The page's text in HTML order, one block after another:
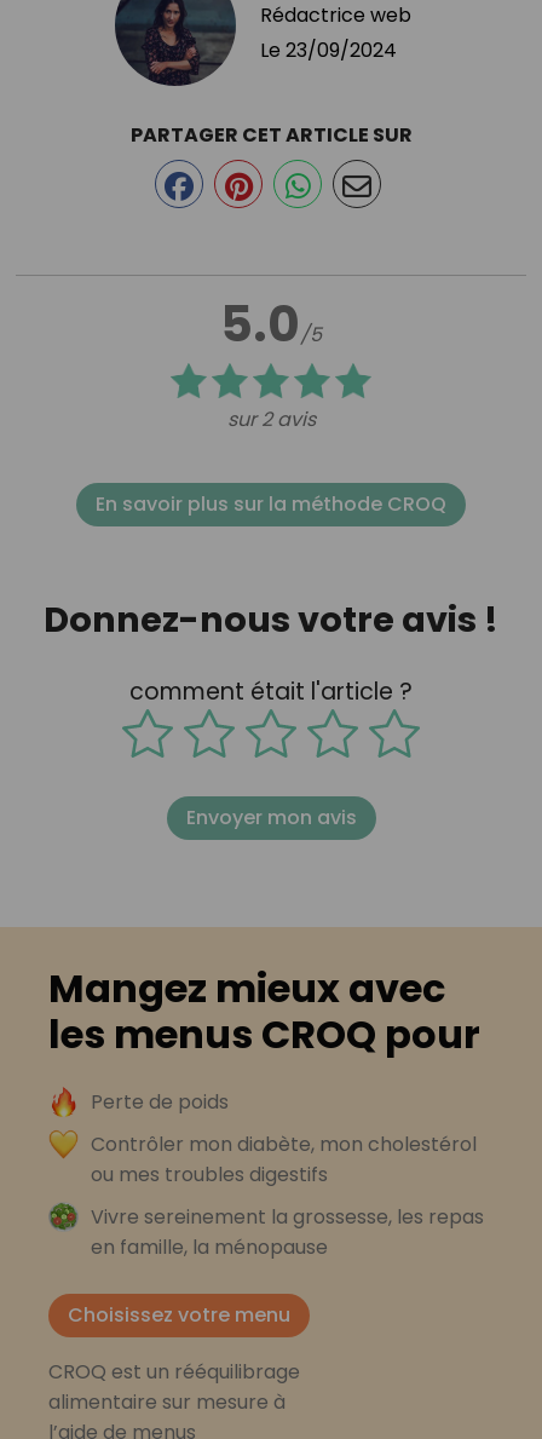
Rédactrice web
Le 23/09/2024
5.0/5
sur 2 avis
PARTAGER CET ARTICLE SUR
En savoir plus sur la méthode CROQ
Donnez-nous votre avis !
comment était l'article ?
Envoyer mon avis
Mangez mieux avec
les menus CROQ pour
Perte de poids
Contrôler mon diabète, mon cholestérol
ou mes troubles digestifs
Vivre sereinement la grossesse, les repas
en famille, la ménopause
Choisissez votre menu
CROQ est un rééquilibrage
alimentaire sur mesure à
l’aide de menus